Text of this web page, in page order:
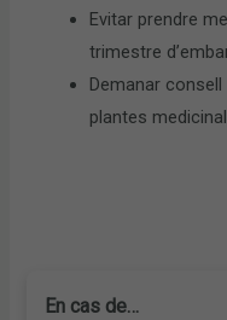
Evitar prendre
trimestre
Demanar
plantes
En cas de…